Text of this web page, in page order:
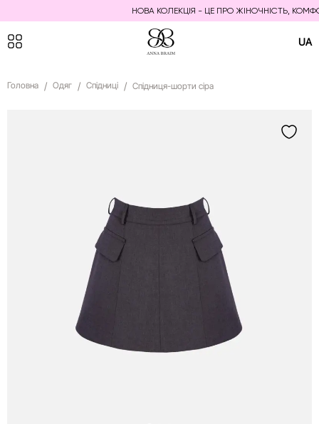
НОВА КОЛЕКЦІЯ - ЦЕ ПРО ЖІНОЧНІСТЬ,
UA
Головна Одяг Спідниці Спідниця-шорти сіра